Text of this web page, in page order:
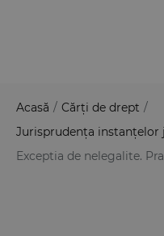
Acasă / Cărți de drept /
Jurisprudența instanțelor
Exceptia de nelegalite.